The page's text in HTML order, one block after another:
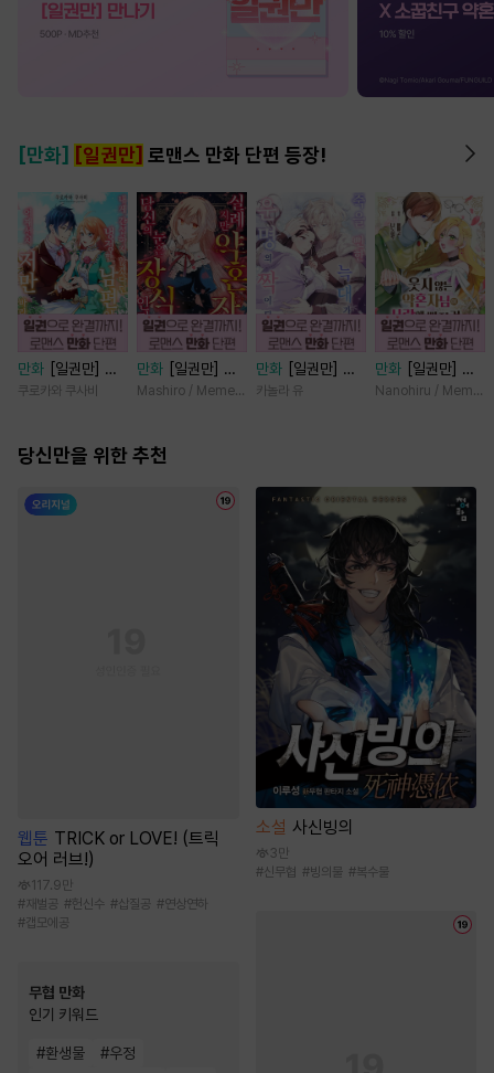
[만화] [일권만] 로맨스 만화 단편 등장!
만화
[일권만] 내
게 간섭하지 않겠
바라봅니다 [단행
쿠로카와 쿠사비
만화
[일권만] 실
례지만 약혼자님,
Mashiro / Memeko
만화
[일권만] 죽
을 뻔한 늑대가 운
카놀라 유
만화
[일권만] 웃
지 않는 약혼자님
Nanohiru / Memeko
당신만을 위한 추천
웹툰 TRICK or LOVE! (트릭
오어 러브!)
117.9만
# 재벌공 #헌신수 #삽질공 #연상연하
#갭모에공
무협 만화
인기 키워드
#환생물 #우정
소설 사신빙의
3만
#신무협 #빙의물 #복수물